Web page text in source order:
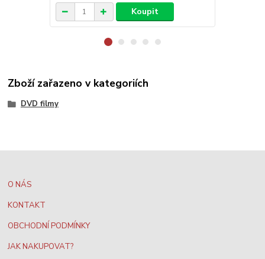
Koupit
Zboží zařazeno v kategoriích
DVD filmy
O NÁS
KONTAKT
OBCHODNÍ PODMÍNKY
JAK NAKUPOVAT?